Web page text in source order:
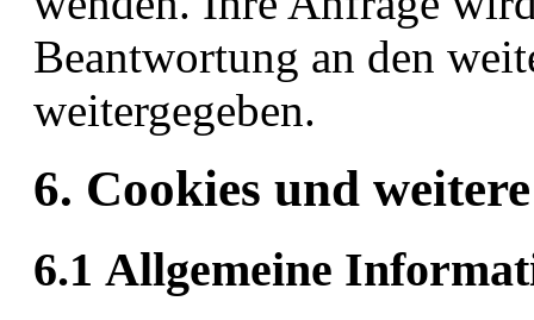
Beantwortung an den
weitergegeben.
6. Cookies und
6.1 Allgemeine